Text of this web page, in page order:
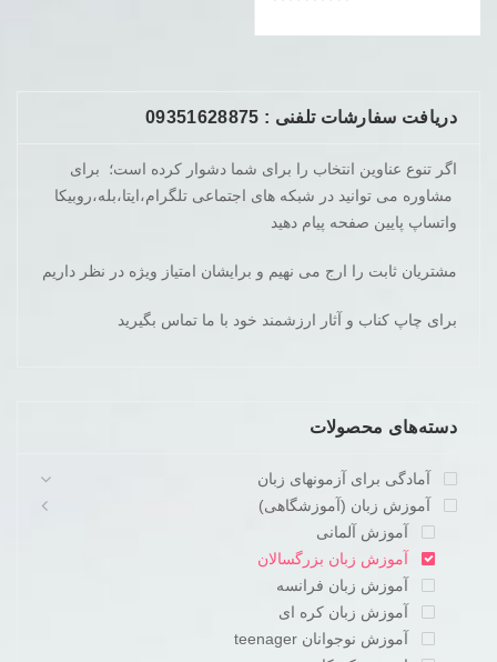
دریافت سفارشات تلفنی : 09351628875
اگر تنوع عناوین انتخاب را برای شما دشوار کرده است؛ برای
مشاوره می توانید در شبکه های اجتماعی تلگرام،ایتا،بله،روبیکا
واتساپ پایین صفحه پیام دهید
مشتریان ثابت را ارج می نهیم و برایشان امتیاز ویژه در نظر داریم
برای چاپ کناب و آثار ارزشمند خود با ما تماس بگیرید
دسته‌های محصولات
آمادگی برای آزمونهای زبان
آموزش زبان (آموزشگاهی)
آموزش آلمانی
آموزش زبان بزرگسالان
آموزش زبان فرانسه
آموزش زبان کره ای
آموزش نوجوانان teenager